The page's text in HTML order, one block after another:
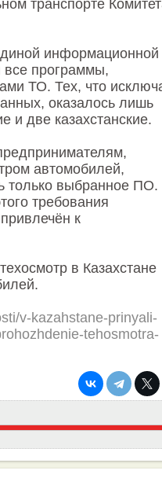
транспорте
информационной
все программы,
ТО. Тех, что
оказалось лишь
и две казахстанские.
автомобилей,
только выбранное
требования
к
в Казахстане
v-kazahstane-prinyali-
tehosmotra-